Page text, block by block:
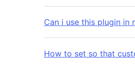
Can i use this plugin in
How to set so that